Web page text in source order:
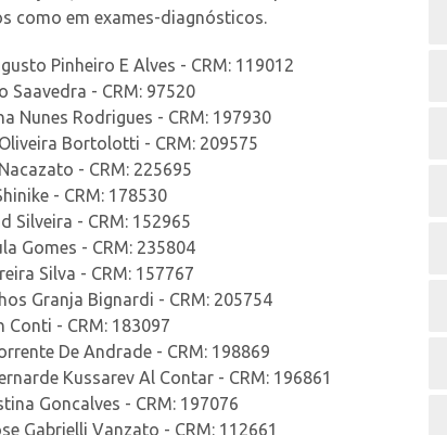
como em exames-diagnósticos.
Pinheiro E Alves - CRM: 119012
Saavedra - CRM: 97520
Nunes Rodrigues - CRM: 197930
Bortolotti - CRM: 209575
- CRM: 225695
- CRM: 178530
Silveira - CRM: 152965
Gomes - CRM: 235804
Silva - CRM: 157767
Granja Bignardi - CRM: 205754
Conti - CRM: 183097
De Andrade - CRM: 198869
Kussarev Al Contar - CRM: 196861
Goncalves - CRM: 197076
Gabrielli Vanzato - CRM: 112661